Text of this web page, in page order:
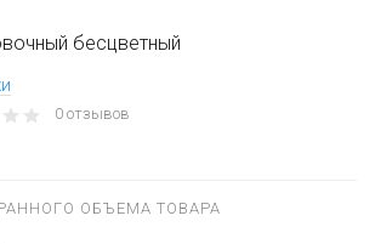
бесцветный
0 отзывов
ОБЪЕМА ТОВАРА